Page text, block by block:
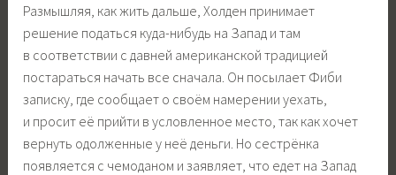
Размышляя, как жить дальше, Холден принимает
решение податься куда-нибудь на Запад и там
в соответствии с давней американской традицией
постараться начать все сначала. Он посылает Фиби
записку, где сообщает о своём намерении уехать,
и просит её прийти в условленное место, так как хочет
вернуть одолженные у неё деньги. Но сестрёнка
появляется с чемоданом и заявляет, что едет на Запад